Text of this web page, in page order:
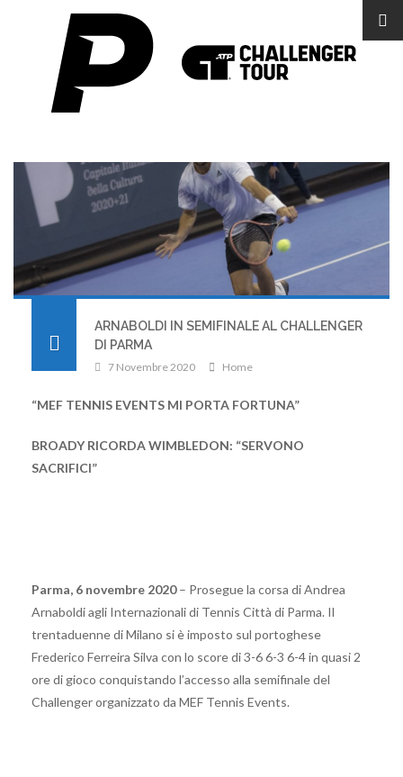
ARNABOLDI IN SEMIFINALE AL CHALLENGER
DI PARMA
7 Novembre 2020 Home
“MEF TENNIS EVENTS MI PORTA FORTUNA”
BROADY RICORDA WIMBLEDON: “SERVONO
SACRIFICI”
Parma, 6 novembre 2020– Prosegue la corsa di Andrea
Arnaboldi agli Internazionali di Tennis Città di Parma. Il
trentaduenne di Milano si è imposto sul portoghese
Frederico Ferreira Silva con lo score di 3-6 6-3 6-4 in quasi 2
ore di gioco conquistando l’accesso alla semifinale del
Challenger organizzato da MEF Tennis Events.